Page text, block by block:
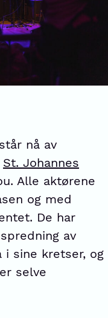
nå av
St. Johannes
Alle aktørene
og med
De har
av
sine kretser, og
selve